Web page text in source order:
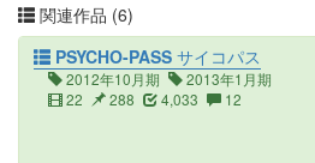
関連作品 (6)
PSYCHO-PASS サイコパス
2012年10月期
2013年1月期
22
288 4,033 12